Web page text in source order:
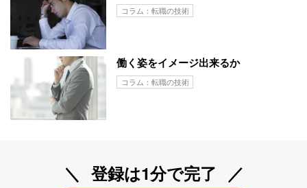
コラム：転職の技術
働く姿をイメージ出来るか
コラム：転職の技術
登録は1分で完了